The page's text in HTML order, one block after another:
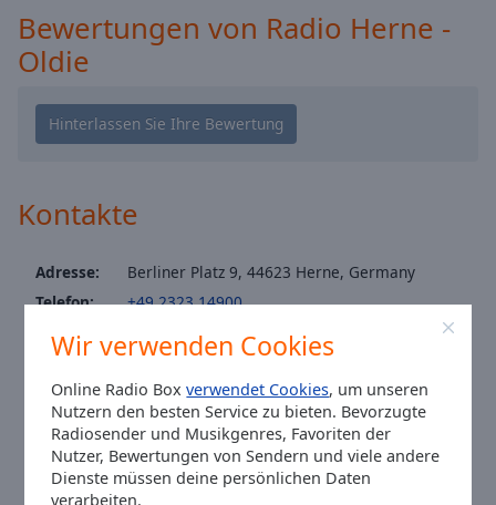
Wir verwenden Cookies
Online Radio Boxverwendet Cookies, um unseren
Nutzern den besten Service zu bieten. Bevorzugte
Radiosender und Musikgenres, Favoriten der
Nutzer, Bewertungen von Sendern und viele andere
Dienste müssen deine persönlichen Daten
verarbeiten.
Caption
Area
Background
Opacity
Font
Text
Family
Bewertungen von Radio Herne -
Oldie
Kontakte
Adresse:
Berliner Platz 9, 44623 Herne, Germany
Telefon:
+49 2323 14900
Website:
www.radioherne.de
Email:
info@radioherne.de
Facebook:
@radioherne
Instagram: @radio-herne
Ortszeit in Herne:18:48 ,08.07.2026